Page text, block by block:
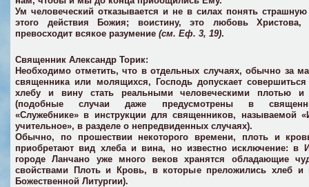
Ум человеческий отказывается и не в силах понять страшную
этого действия Божия; воистину, это любовь Христова,
превосходит всякое разумение (см. Еф. 3, 19).
Священник Александр Торик:
Необходимо отметить, что в отдельных случаях, обычно за
священника или молящихся, Господь допускает
хлебу и вину стать реальными человеческими плотью и
(подобные случаи даже предусмотрены в
«Служебнике» в инструкции для священников, называемой
учительное», в разделе о непредвиденных случаях).
Обычно, по прошествии некоторого времени, плоть и
приобретают вид хлеба и вина, но известно исключение: в
городе Ланчано уже много веков хранятся обладающие
свойствами Плоть и Кровь, в которые преложились хлеб и
Божественной Литургии).